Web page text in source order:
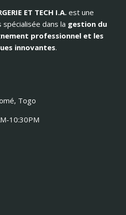
ET TECH I.A. est une
dans la gestion du
professionnel et les
innovantes.
Togo
10:30PM